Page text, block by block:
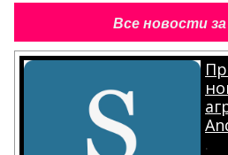
Все новости за
.